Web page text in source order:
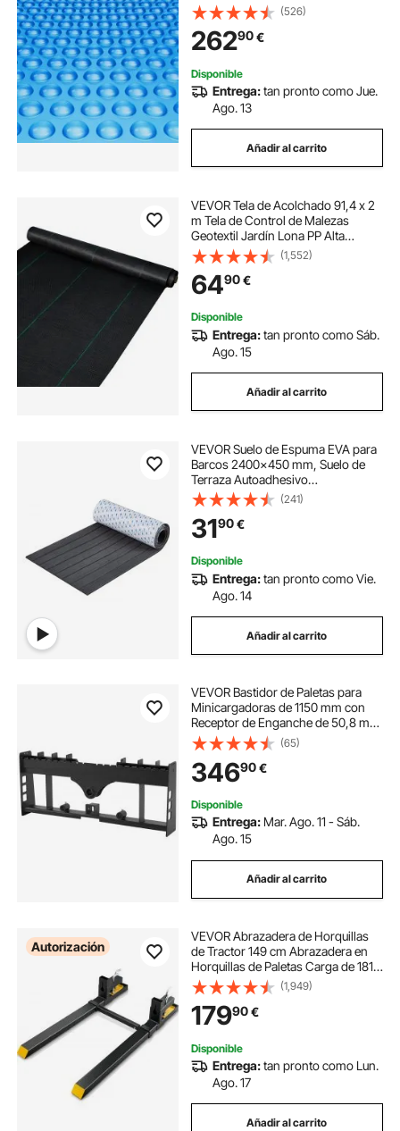
para Piscina Enterrada Sobre el
Suelo Cubiertas Solares de Color
Azul de 16 mil para Piscinas
(526)
26290€
Disponible
Entrega:tan pronto como Jue.
Ago. 13
Añadir al carrito
VEVOR Tela de Acolchado 91,4 x 2
m Tela de Control de Malezas
Geotextil Jardín Lona PP Alta
Permeabilidad Densidad
Subyacente Textil para Cubierta del
Suelo Jardinería Agricultura Huerto,
Negro
(1,552)
6490€
Disponible
Entrega:tan pronto como Sáb.
Ago. 15
Añadir al carrito
VEVOR Suelo de Espuma EVA para
Barcos 2400x450 mm, Suelo de
Terraza Autoadhesivo
Antideslizante, 10800 cm², Estera
Marina para Barcos, yates,
pontones, Cubiertas de Kayak
(241)
3190€
Disponible
Entrega:tan pronto como Vie.
Ago. 14
Añadir al carrito
VEVOR Bastidor de Paletas para
Minicargadoras de 1150 mm con
Receptor de Enganche de 50,8 mm
y Manguitos de Lanza, Carga 1814
kg para Cargadores, Tractores,
Montaje de Conexión Rápida, Solo
Bastidor
(65)
34690€
Disponible
Entrega: Mar. Ago. 11 - Sáb.
Ago. 15
Añadir al carrito
Autorización
VEVOR Abrazadera de Horquillas
de Tractor 149 cm Abrazadera en
Horquillas de Paletas Carga de 1814
kg Barra Estabilizadora Ajustable
Horquilla de Paletas para Carretilla
Elevadora con Pala Cargadora
(1,949)
17990€
Disponible
Entrega:tan pronto como Lun.
Ago. 17
Añadir al carrito